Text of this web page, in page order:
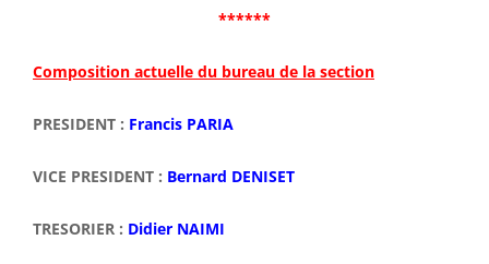
******
Composition actuelle du bureau de la section
PRESIDENT : Francis PARIA
VICE PRESIDENT : Bernard DENISET
TRESORIER : Didier NAIMI